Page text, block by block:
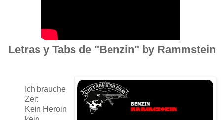
Letras y Tabs de "Benzin" by Rammstein
Ich brauche
Zeit
Kein Heroin